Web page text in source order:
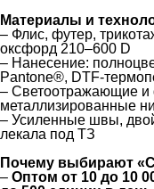
Материалы и
– Флис, футер,
оксфорд 210–600 D
– Нанесение:
Pantone®, DTF-
– Светоотражающие и
металлизированные
– Усиленные швы,
лекала под ТЗ
Почему выбирают
– Оптом от 10 до 10